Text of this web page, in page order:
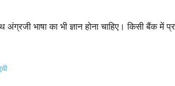
अंग्रजी भाषा का भी ज्ञान होना चाहिए। किसी बैंक